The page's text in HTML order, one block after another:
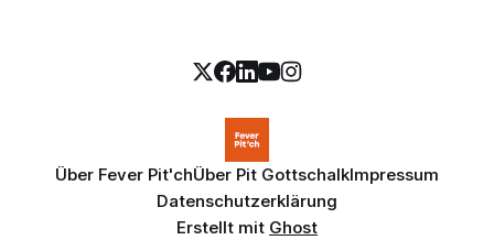
Über Fever Pit'chÜber Pit GottschalkImpressum
Datenschutzerklärung
Erstellt mit Ghost